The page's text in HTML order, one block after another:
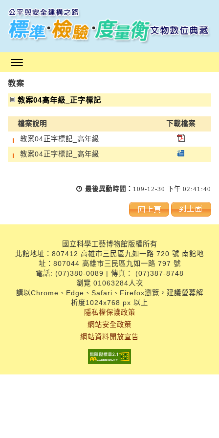
內
教案
教案04高年級_正字標記
檔案說明
下載檔案
教案04正字標記_高年級
教案04正字標記_高年級
最後異動時間： 109-12-30 下午 02:41:40
國立科學工藝博物館版權所有
北館地址：807412 高雄市三民區九如一路 720 號 南館地
址：807044 高雄市三民區九如一路 797 號
電話: (07)380-0089 | 傳真： (07)387-8748
瀏覽 01063284人次
請以Chrome、Edge、Safari、Firefox瀏覽，建議螢幕解
析度1024x768 px 以上
隱私權保護政策
網站安全政策
網站資料開放宣告